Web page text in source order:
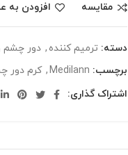
مقایسه
افزودن به
دسته: ترمیم کننده , دور
برچسب: Medilann
, کرم دور
اشتراک گذاری: